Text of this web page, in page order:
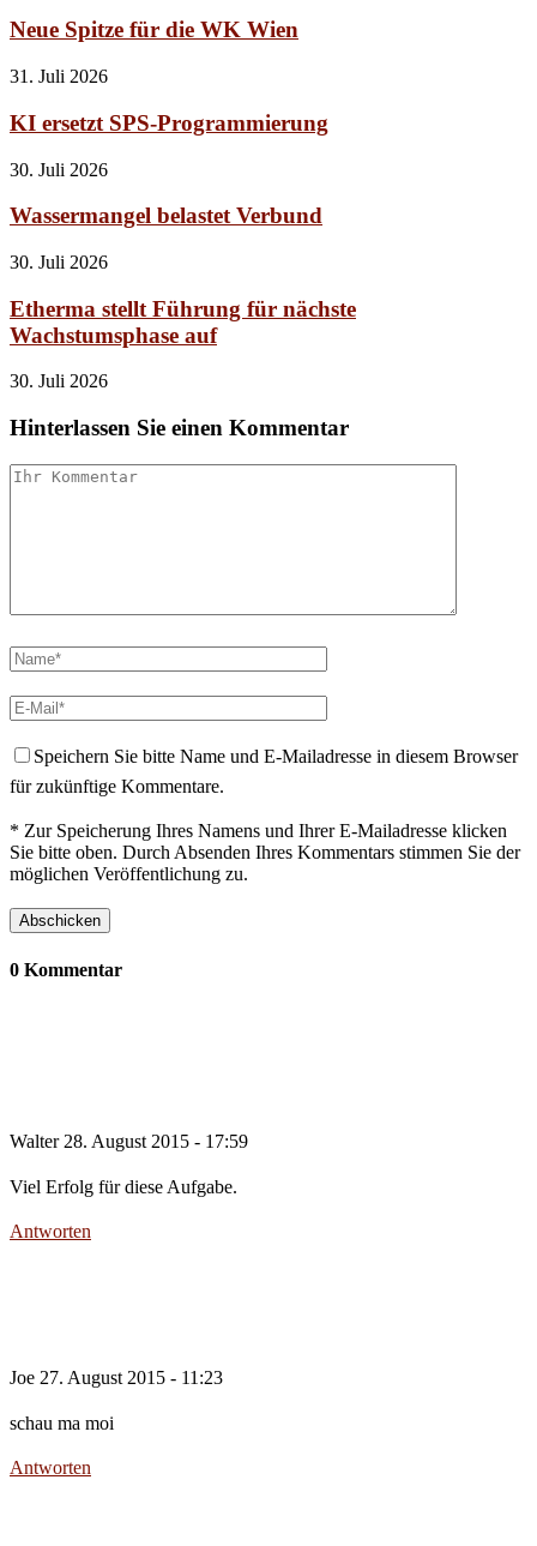
Neue Spitze für die WK Wien
31. Juli 2026
KI ersetzt SPS-Programmierung
30. Juli 2026
Wassermangel belastet Verbund
30. Juli 2026
Etherma stellt Führung für nächste
Wachstumsphase auf
30. Juli 2026
Hinterlassen Sie einen Kommentar
Speichern Sie bitte Name und E-Mailadresse in diesem Browser
für zukünftige Kommentare.
* Zur Speicherung Ihres Namens und Ihrer E-Mailadresse klicken
Sie bitte oben. Durch Absenden Ihres Kommentars stimmen Sie der
möglichen Veröffentlichung zu.
0 Kommentar
Walter 28. August 2015 - 17:59
Viel Erfolg für diese Aufgabe.
Antworten
Joe 27. August 2015 - 11:23
schau ma moi
Antworten